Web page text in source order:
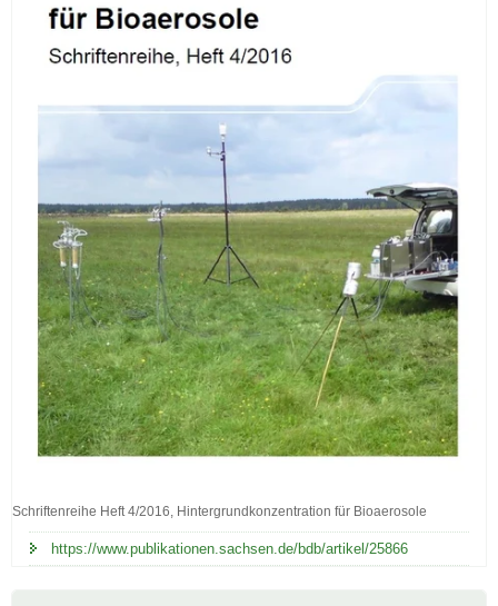
Schriftenreihe Heft 4/2016, Hintergrundkonzentration für Bioaerosole
Schriftenreihe
Heft
4/2016,
https://www.publikationen.sachsen.de/bdb/artikel/25866